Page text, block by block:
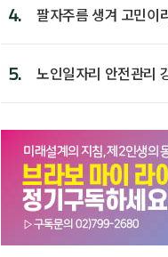
4. 팔자주름 생겨 고민이
5.
노인일자리 안전관리